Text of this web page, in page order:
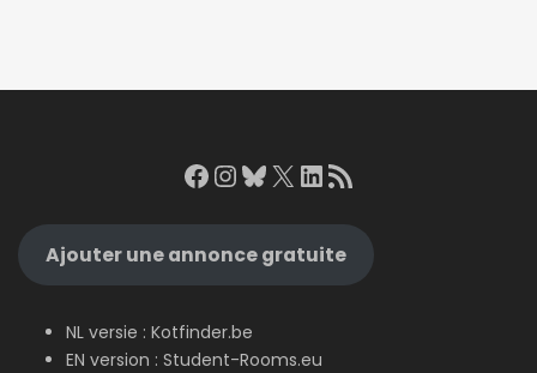
Facebook
Instagram
Bluesky
X LinkedIn
RSS Feed
Ajouter une annonce gratuite
NL versie : Kotfinder.be
EN version : Student-Rooms.eu